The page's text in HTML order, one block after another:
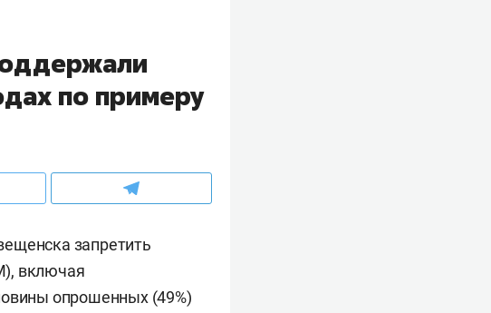
по примеру
запретить
включая
опрошенных (49%)